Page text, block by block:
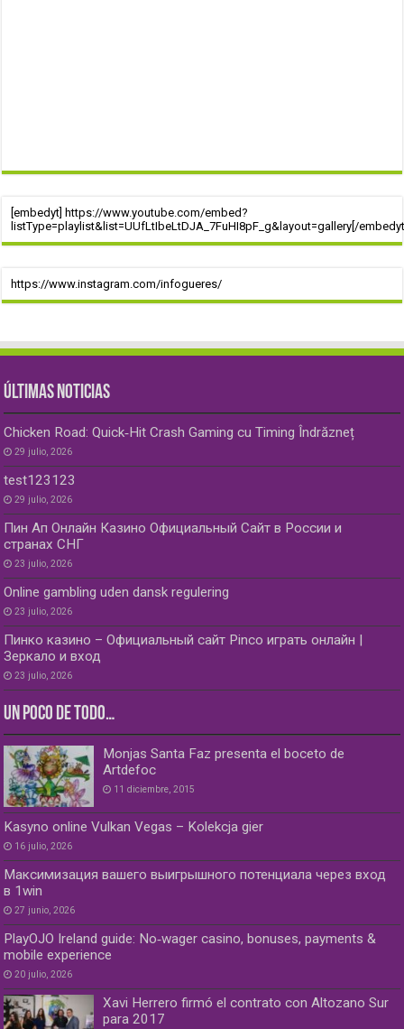
[embedyt] https://www.youtube.com/embed?
listType=playlist&list=UUfLtIbeLtDJA_7FuHI8pF_g&layout=gallery[/
https://www.instagram.com/infogueres/
ÚLTIMAS NOTICIAS
Chicken Road: Quick‑Hit Crash Gaming cu Timing Îndrăzneț
29 julio, 2026
test123123
29 julio, 2026
Пин Ап Онлайн Казино Официальный Сайт в России и
странах СНГ
23 julio, 2026
Online gambling uden dansk regulering
23 julio, 2026
Пинко казино – Официальный сайт Pinco играть онлайн |
Зеркало и вход
23 julio, 2026
UN POCO DE TODO…
Monjas Santa Faz presenta el boceto de
Artdefoc
11 diciembre, 2015
Kasyno online Vulkan Vegas – Kolekcja gier
16 julio, 2026
Максимизация вашего выигрышного потенциала через вход
в 1win
27 junio, 2026
PlayOJO Ireland guide: No‑wager casino, bonuses, payments &
mobile experience
20 julio, 2026
Xavi Herrero firmó el contrato con Altozano Sur
para 2017